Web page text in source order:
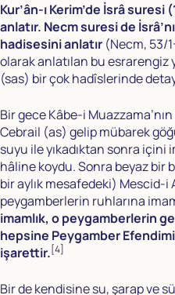
Kur’ân-ı Kerim’de İsrâ suresi
anlatır. Necm suresi de
hadisesini anlatır (Necm, 53/
olarak anlatılan bu
(sas) bir çok hadîslerinde
Bir gece Kâbe-i
Cebrail (as) gelip mübarek
suyu ile yıkadıktan sonra
hâline koydu. Sonra beyaz bir
bir aylık mesafedeki) Mescid-i
peygamberlerin ruhlarına
imamlık, o peygamberlerin
hepsine Peygamber
işarettir.[4]
Bir de kendisine su, şarap ve